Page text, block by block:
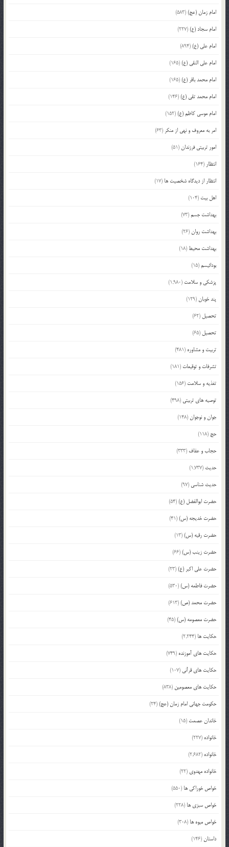
امام زمان (عج)(583)
امام سجاد (ع)(227)
امام علی (ع)(894)
امام علی النقی (ع)(165)
امام محمد باقر (ع)(165)
امام محمد تقی (ع)(146)
امام موسی کاظم (ع)(152)
امر به معروف و نهی از منکر (63)
امور تربیتی فرزندان(51)
انتظار (164)
انتظار از دیدگاه شخصیت ها (17)
اهل بیت (104)
بهداشت جسم(73)
بهداشت روان(26)
بهداشت محیط (18)
بودائیسم(15)
پزشکی و سلامت (1,980)
پند خوبان(129)
تحصیل (62)
تحصیل (65)
تربیت و مشاوره (481)
تشرفات و توقیعات (181)
تغذیه و سلامت (156)
توصیه های تربیتی (498)
جوان و نوجوان(148)
حج (118)
حجاب و عفاف (333)
حدیث (1,737)
حدیث شناسی (97)
حضرت ابوالفضل (ع)(54)
حضرت خدیجه (س)(41)
حضرت رقیه (س)(13)
حضرت زینب (س)(66)
حضرت علی اکبر (ع)(23)
حضرت فاطمه (س)(530)
حضرت محمد (ص)(613)
حضرت معصومه (س)(45)
حکایت ها (2,244)
حکایت های آموزنده (749)
حکایت های قرآنی (107)
حکایت های معصومین (838)
حکومت جهانی امام زمان (عج)(24)
خاندان عصمت (15)
خانواده (227)
خانواده (2,682)
خانواده مهدوی (22)
خواص خوراکی ها (550)
خواص سبزی ها (228)
خواص میوه ها (308)
داستان(146)